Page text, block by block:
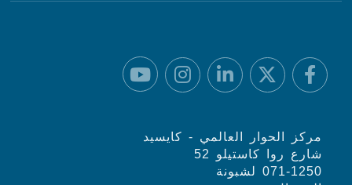
مركز الحوار العالمي - كايسيد
شارع روا كاستيلو 52
071-1250 لشبونة